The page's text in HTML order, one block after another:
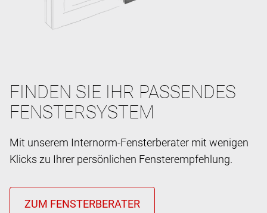
FINDEN SIE IHR PASSENDES
FENSTERSYSTEM
Mit unserem Internorm-Fensterberater mit wenigen
Klicks zu Ihrer persönlichen Fensterempfehlung.